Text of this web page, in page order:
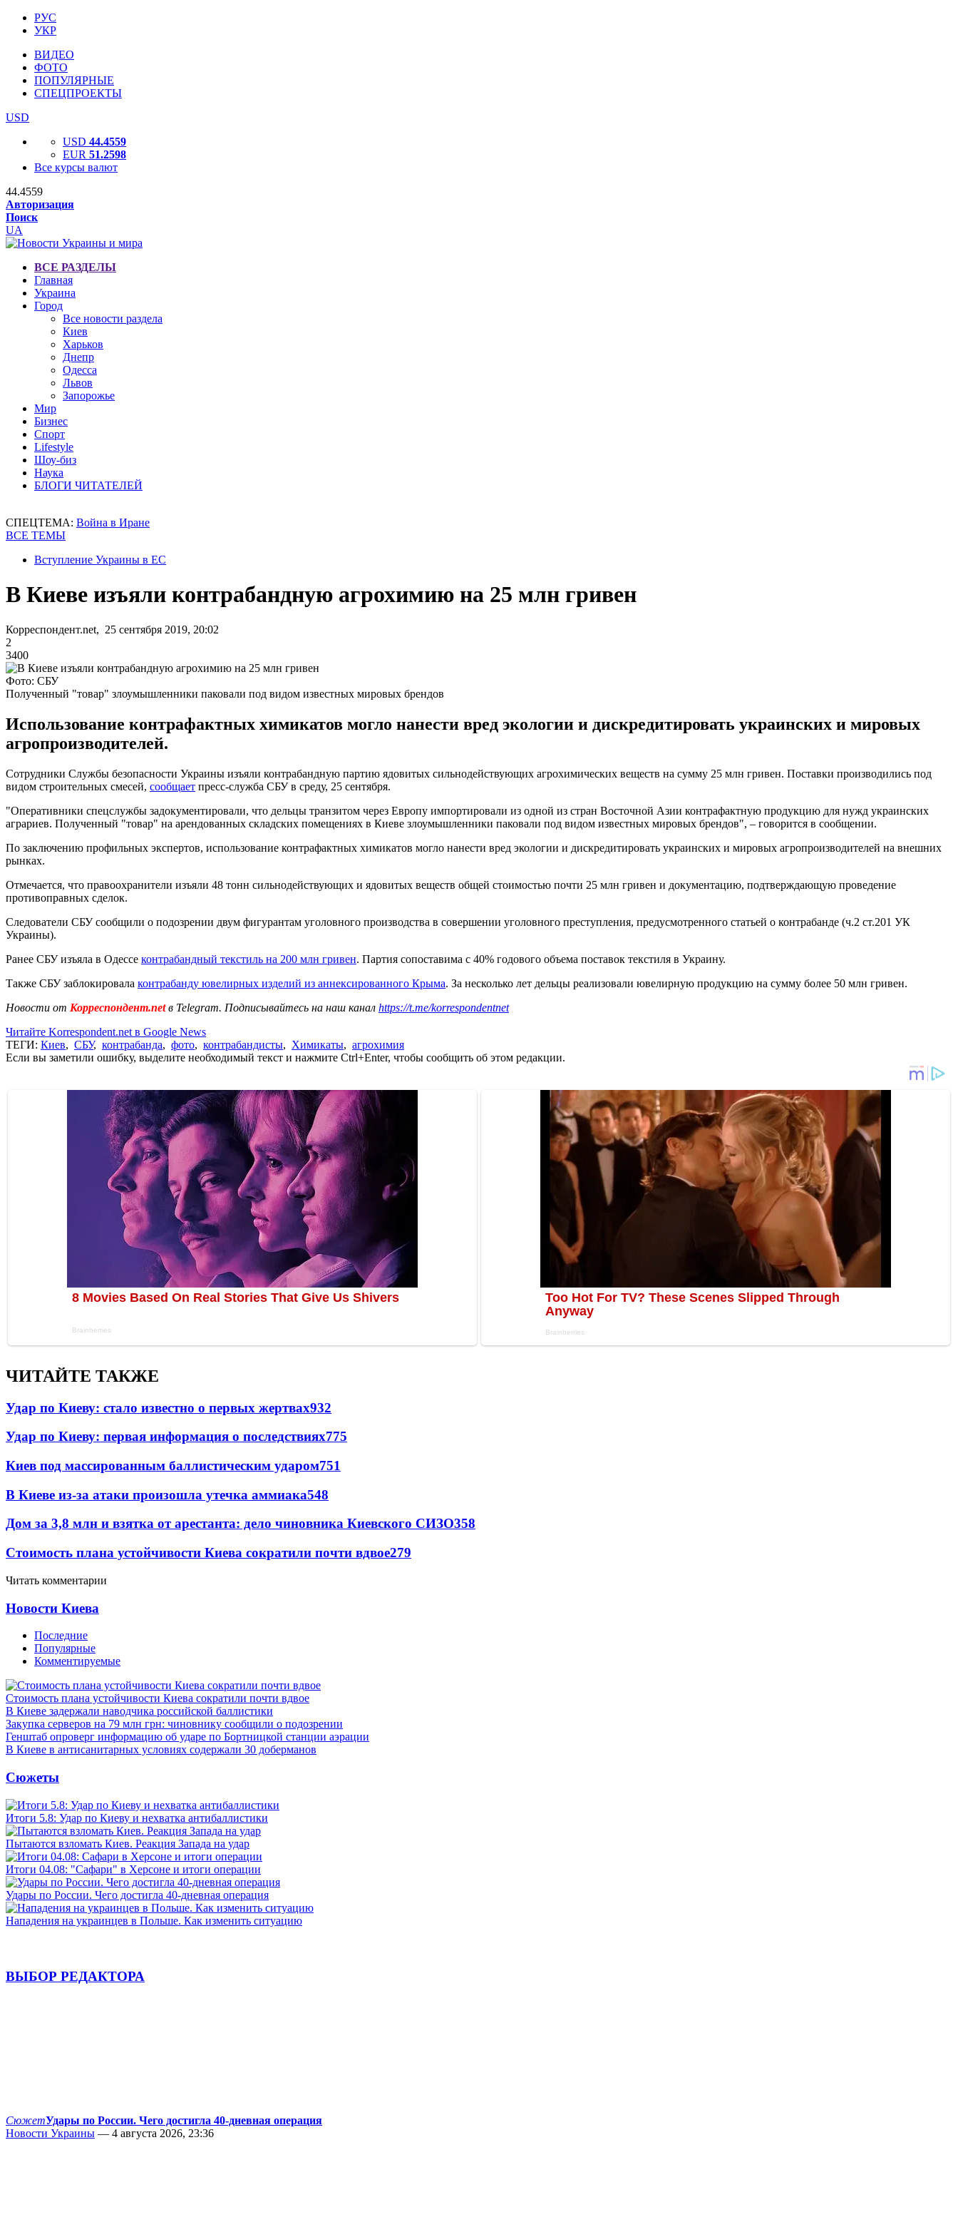
РУС
УКР
ВИДЕО
ФОТО
ПОПУЛЯРНЫЕ
СПЕЦПРОЕКТЫ
USD
USD 44.4559
EUR 51.2598
Все курсы валют
44.4559
Авторизация
Поиск
UA
ВСЕ РАЗДЕЛЫ
Главная
Украина
Город
Все новости раздела
Киев
Харьков
Днепр
Одесса
Львов
Запорожье
Мир
Бизнес
Спорт
Lifestyle
Шоу-биз
Наука
БЛОГИ ЧИТАТЕЛЕЙ
СПЕЦТЕМА: Война в Иране
ВСЕ ТЕМЫ
Вступление Украины в ЕС
В Киеве изъяли контрабандную агрохимию на 25 млн гривен
Корреспондент.net, 25 сентября 2019, 20:02
2
3400
Фото: СБУ
Полученный "товар" злоумышленники паковали под видом известных мировых брендов
Использование контрафактных химикатов могло нанести вред экологии и дискредитировать украинских и мировых
агропроизводителей.
Сотрудники Службы безопасности Украины изъяли контрабандную партию ядовитых сильнодействующих агрохимических веществ на сумму 25 млн гривен. Поставки производились под
видом строительных смесей, сообщает пресс-служба СБУ в среду, 25 сентября.
"Оперативники спецслужбы задокументировали, что дельцы транзитом через Европу импортировали из одной из стран Восточной Азии контрафактную продукцию для нужд украинских
аграриев. Полученный "товар" на арендованных складских помещениях в Киеве злоумышленники паковали под видом известных мировых брендов", – говорится в сообщении.
По заключению профильных экспертов, использование контрафактных химикатов могло нанести вред экологии и дискредитировать украинских и мировых агропроизводителей на внешних
рынках.
Отмечается, что правоохранители изъяли 48 тонн сильнодействующих и ядовитых веществ общей стоимостью почти 25 млн гривен и документацию, подтверждающую проведение
противоправных сделок.
Следователи СБУ сообщили о подозрении двум фигурантам уголовного производства в совершении уголовного преступления, предусмотренного статьей о контрабанде (ч.2 ст.201 УК
Украины).
Ранее СБУ изъяла в Одессе контрабандный текстиль на 200 млн гривен. Партия сопоставима с 40% годового объема поставок текстиля в Украину.
Также СБУ заблокировала контрабанду ювелирных изделий из аннексированного Крыма. За несколько лет дельцы реализовали ювелирную продукцию на сумму более 50 млн гривен.
Новости от Корреспондент.netв Telegram. Подписывайтесь на наш канал https://t.me/korrespondentnet
Читайте Korrespondent.net в Google News
ТЕГИ: Киев, СБУ, контрабанда, фото, контрабандисты, Химикаты, агрохимия
Если вы заметили ошибку, выделите необходимый текст и нажмите Ctrl+Enter, чтобы сообщить об этом редакции.
ЧИТАЙТЕ ТАКЖЕ
Удар по Киеву: стало известно о первых жертвах932
Удар по Киеву: первая информация о последствиях775
Киев под массированным баллистическим ударом751
В Киеве из-за атаки произошла утечка аммиака548
Дом за 3,8 млн и взятка от арестанта: дело чиновника Киевского СИЗО358
Стоимость плана устойчивости Киева сократили почти вдвое279
Читать комментарии
Новости Киева
Последние
Популярные
Комментируемые
Стоимость плана устойчивости Киева сократили почти вдвое
В Киеве задержали наводчика российской баллистики
Закупка серверов на 79 млн грн: чиновнику сообщили о подозрении
Генштаб опроверг информацию об ударе по Бортницкой станции аэрации
В Киеве в антисанитарных условиях содержали 30 доберманов
Сюжеты
Итоги 5.8: Удар по Киеву и нехватка антибаллистики
Пытаются взломать Киев. Реакция Запада на удар
Итоги 04.08: "Сафари" в Херсоне и итоги операции
Удары по России. Чего достигла 40-дневная операция
Нападения на украинцев в Польше. Как изменить ситуацию
ВЫБОР РЕДАКТОРА
СюжетУдары по России. Чего достигла 40-дневная операция
Новости Украины — 4 августа 2026, 23:36